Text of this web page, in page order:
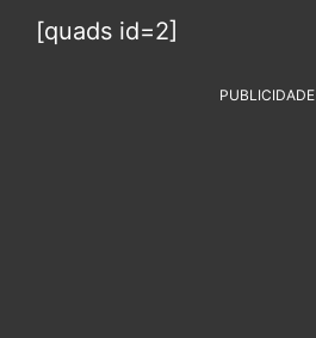
[quads id=2]
PUBLICIDADE